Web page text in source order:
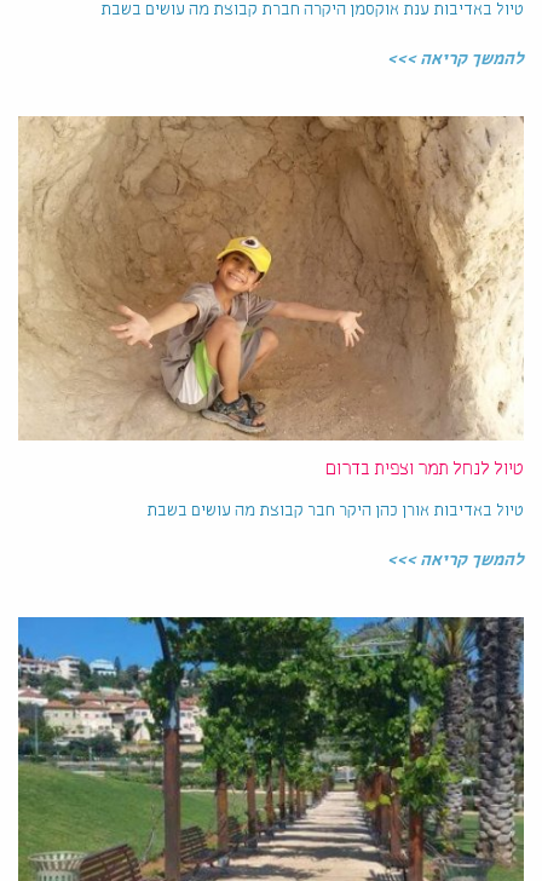
טיול באדיבות ענת אוקסמן היקרה חברת קבוצת מה עושים בשבת
להמשך קריאה >>>
טיול לנחל תמר וצפית בדרום
טיול באדיבות אורן כהן היקר חבר קבוצת מה עושים בשבת
להמשך קריאה >>>